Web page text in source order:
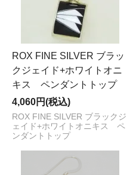
ROX FINE SILVER ブラッ
クジェイド+ホワイトオニ
キス ペンダントトップ
4,060円(税込)
ROX FINE SILVER ブラックジ
ェイド+ホワイトオニキス ペ
ンダントトップ